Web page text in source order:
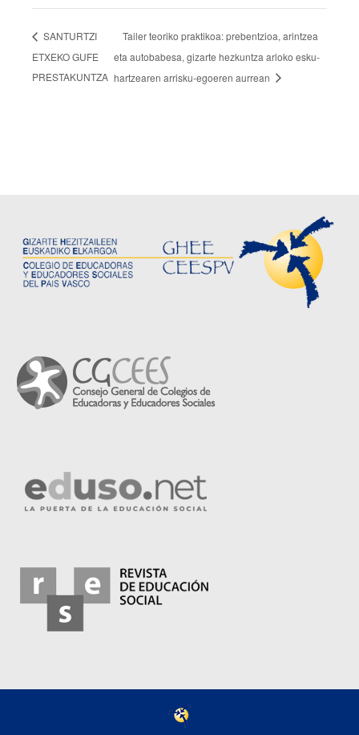
SANTURTZI
ETXEKO GUFE
PRESTAKUNTZA
Tailer teoriko praktikoa: prebentzioa, arintzea
eta autobabesa, gizarte hezkuntza arloko esku-
hartzearen arrisku-egoeren aurrean